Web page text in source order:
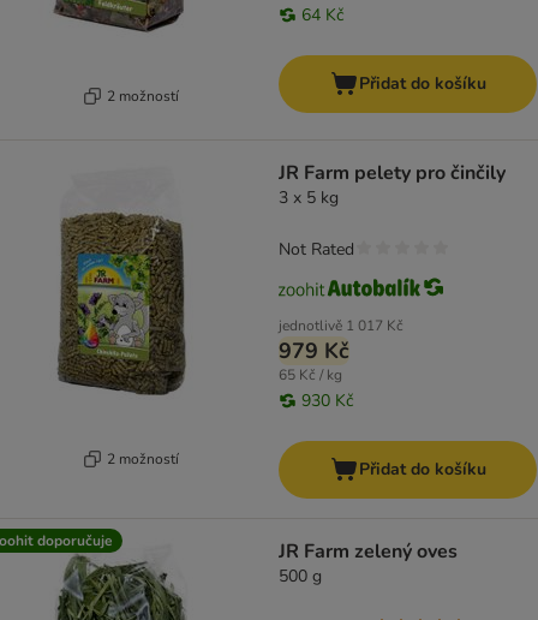
2 možností
64 Kč
Přidat do košíku
2 možností
JR Farm pelety pro činčily
3 x 5 kg
jednotlivě 1 017 Kč
979 Kč
65 Kč / kg
930 Kč
Not Rated
Přidat do košíku
doporučuje JR Farm zelený oves
500 g